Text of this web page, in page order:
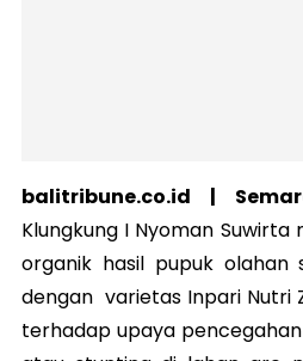
balitribune.co.id |
Klungkung I Nyoman
organik hasil pupuk olahan
dengan varietas Inpari Nutri
terhadap upaya